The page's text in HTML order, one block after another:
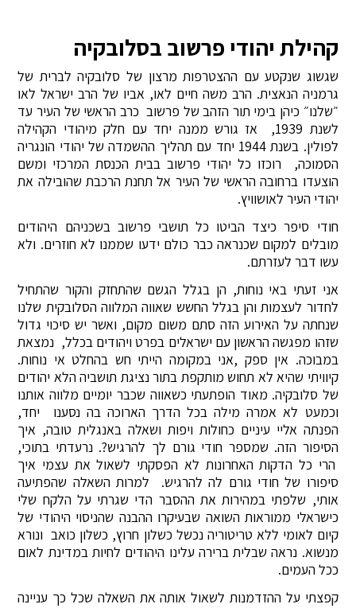
קהילת יהודי פרשוב בסלובקיה
שגשוג שנקטע עם ההצטרפות מרצון של סלובקיה לברית של
גרמניה הנאצית. הרב משה חיים לאו, אביו של הרב ישראל לאו
״שלנו״ כיהן בימי תור הזהב של פרשוב כרב הראשי של העיר עד
לשנת 1939, אז גורש ממנה יחד עם חלק מיהודי הקהילה
לפולין. בשנת 1944 יחד עם תהליך ההשמדה של יהודי הונגריה
הסמוכה, רוכזו כל יהודי פרשוב בבית הכנסת המרכזי ומשם
הוצעדו ברחובה הראשי של העיר אל תחנת הרכבת שהובילה את
יהודי העיר לאושוויץ.
חודי סיפר כיצד הביטו כל תושבי פרשוב בשכניהם היהודים
מובלים למקום שכנראה כבר כולם ידעו שממנו לא חוזרים. ולא
עשו דבר לעזרתם.
אני זעתי באי נוחות, הן בגלל הגשם שהתחזק והקור שהתחיל
לחדור לעצמות והן בגלל החשש שאווה המלווה הסלובקית שלנו
שנחתה על האירוע הזה סתם משום מקום, ואשר יש סיכוי גדול
שזהו מפגשה הראשון עם ישראלים בפרט ויהודים בכלל, נמצאת
במבוכה. אין ספק ,אני במקומה הייתי חש בהחלט אי נוחות.
קיוויתי שהיא לא תחוש מותקפת בתור נציגת תושביה הלא יהודים
של סלובקיה. מאוד הופתעתי כשאווה שכבר יומיים מלווה אותנו
וכמעט לא אמרה מילה בכל הדרך הארוכה בה נסענו יחד,
הפנתה אליי עיניים כחולות ויפות ושאלה באנגלית טובה, איך
הסיפור הזה. שמספר חודי גורם לך להרגיש?. נרעדתי בתוכי,
הרי כל הדקות האחרונות לא הפסקתי לשאול את עצמי איך
סיפורו של חודי גורם לה להרגיש. למרות השאלה שהפתיעה
אותי, שלפתי במהירות את ההסבר הדי שגרתי על הלקח שלי
כישראלי ממוראות השואה שבעיקרו ההבנה שהניסוי היהודי של
קיום לאומי ללא טריטוריה נכשל כשלון חרוץ, כשלון כואב ונורא
מנשוא. נראה שבלית ברירה עלינו היהודים לחיות במדינת לאום
ככל העמים.
קפצתי על ההזדמנות לשאול אותה את השאלה שכל כך עניינה